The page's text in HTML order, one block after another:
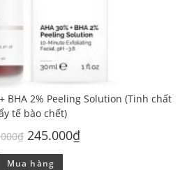
BHA 2% Peeling Solution (Tinh chất
tế bào chết)
₫ 245.000₫
Mua hàng